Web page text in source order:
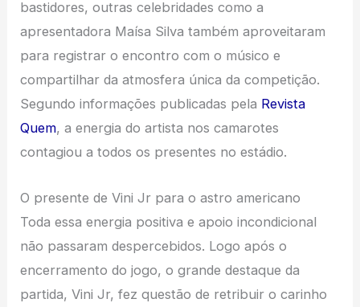
bastidores, outras celebridades como a
apresentadora Maísa Silva também aproveitaram
para registrar o encontro com o músico e
compartilhar da atmosfera única da competição.
Segundo informações publicadas pela Revista
Quem, a energia do artista nos camarotes
contagiou a todos os presentes no estádio.
O presente de Vini Jr para o astro americano
Toda essa energia positiva e apoio incondicional
não passaram despercebidos. Logo após o
encerramento do jogo, o grande destaque da
partida, Vini Jr, fez questão de retribuir o carinho